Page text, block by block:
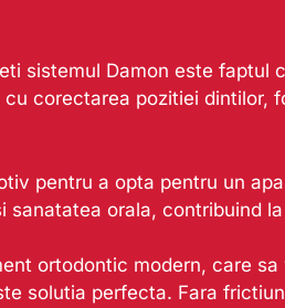
sistemul Damon este
corectarea pozitiei
pentru a opta pentru un
sanatatea orala, contribuind
ortodontic modern, care
solutia perfecta. Fara